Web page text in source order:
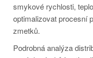
smykové rychlosti,
optimalizovat procesní
zmetků.
Podrobná analýza